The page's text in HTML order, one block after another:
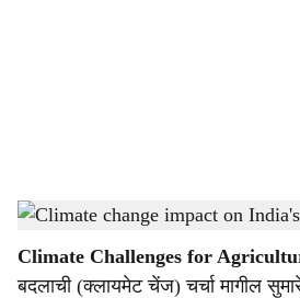
a
Climate change impact on Indian agriculture -
Climate Challenges for
बदलाची (क्लायमेट चेंज) चर्चा मागील